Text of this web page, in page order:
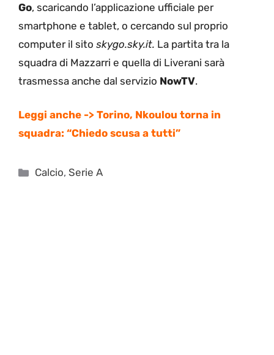
Go, scaricando l’applicazione ufficiale per
smartphone e tablet, o cercando sul proprio
computer il sito skygo.sky.it. La partita tra la
squadra di Mazzarri e quella di Liverani sarà
trasmessa anche dal servizio NowTV.
Leggi anche -> Torino, Nkoulou torna in
squadra: “Chiedo scusa a tutti”
Categorie
Calcio,Serie A